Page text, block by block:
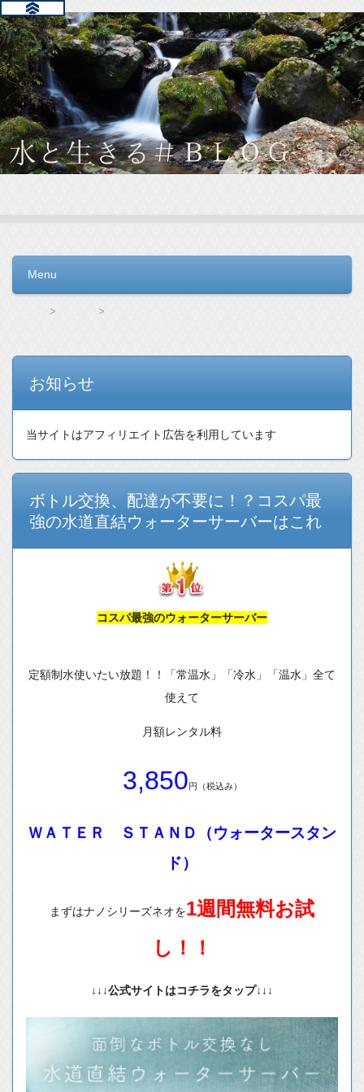
Menu
コンテンツへ移動
お知らせ
当サイトはアフィリエイト広告を利用しています
ボトル交換、配達が不要に！？コスパ最
強の水道直結ウォーターサーバーはこれ
コスパ最強のウォーターサーバー
定額制水使いたい放題！！「常温水」「冷水」「温水」全て
使えて
月額レンタル料
3,850円（税込み）
ＷＡＴＥＲ ＳＴＡＮＤ（ウォータースタン
ド）
まずはナノシリーズネオを1週間無料お試
し！！
↓↓↓公式サイトはコチラをタップ↓↓↓